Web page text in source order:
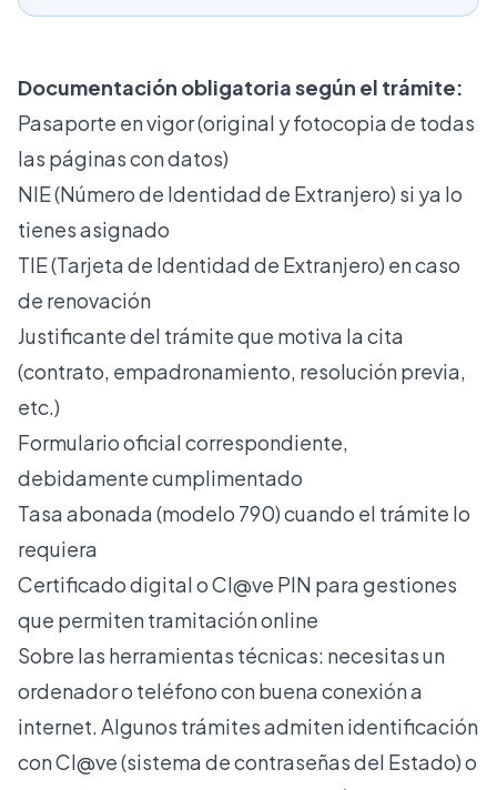
Documentación obligatoria según el trámite:
Pasaporte en vigor (original y fotocopia de todas
las páginas con datos)
NIE (Número de Identidad de Extranjero) si ya lo
tienes asignado
TIE (Tarjeta de Identidad de Extranjero) en caso
de renovación
Justificante del trámite que motiva la cita
(contrato, empadronamiento, resolución previa,
etc.)
Formulario oficial correspondiente,
debidamente cumplimentado
Tasa abonada (modelo 790) cuando el trámite lo
requiera
Certificado digital o Cl@ve PIN para gestiones
que permiten tramitación online
Sobre las herramientas técnicas: necesitas un
ordenador o teléfono con buena conexión a
internet. Algunos trámites admiten identificación
con Cl@ve (sistema de contraseñas del Estado) o